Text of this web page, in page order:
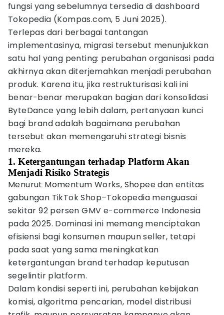
fungsi yang sebelumnya tersedia di dashboard
Tokopedia (Kompas.com, 5 Juni 2025).
Terlepas dari berbagai tantangan
implementasinya, migrasi tersebut menunjukkan
satu hal yang penting: perubahan organisasi pada
akhirnya akan diterjemahkan menjadi perubahan
produk. Karena itu, jika restrukturisasi kali ini
benar-benar merupakan bagian dari konsolidasi
ByteDance yang lebih dalam, pertanyaan kunci
bagi brand adalah bagaimana perubahan
tersebut akan memengaruhi strategi bisnis
mereka.
1. Ketergantungan terhadap Platform Akan
Menjadi Risiko Strategis
Menurut Momentum Works, Shopee dan entitas
gabungan TikTok Shop–Tokopedia menguasai
sekitar 92 persen GMV e-commerce Indonesia
pada 2025. Dominasi ini memang menciptakan
efisiensi bagi konsumen maupun seller, tetapi
pada saat yang sama meningkatkan
ketergantungan brand terhadap keputusan
segelintir platform.
Dalam kondisi seperti ini, perubahan kebijakan
komisi, algoritma pencarian, model distribusi